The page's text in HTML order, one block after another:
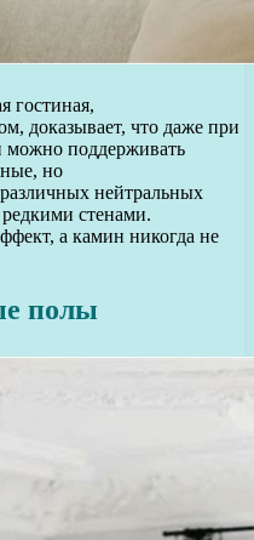
гостиная,
доказывает, что даже при
можно поддерживать
но
нейтральных
редкими стенами.
а камин никогда не
полы